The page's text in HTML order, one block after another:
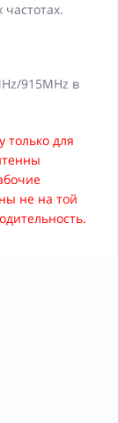
915MHz в
только для
не на той